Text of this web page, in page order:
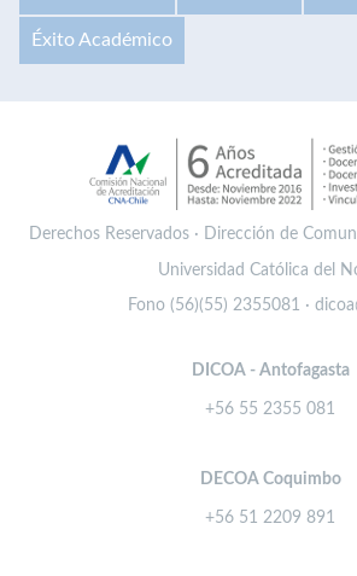
Éxito Académico
Derechos Reservados · Dirección de
Universidad Católica del
Fono (56)(55) 2355081 ·
DICOA - Antofagasta
+56 55 2355 081
DECOA Coquimbo
+56 51 2209 891